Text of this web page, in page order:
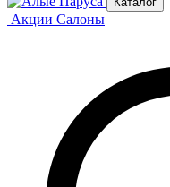
Акции Салоны